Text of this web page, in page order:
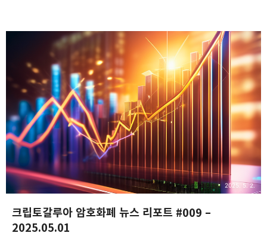
심리가 회복되면서 모멘텀 거래로의 전환을 시사합니다.링크:
Bloomberg게시일시: 2025.05.02​스트라테지, 비트코인 투자 확대
위해 자금 조달 계획 2배 증가비트코인에 적극 투자하는 미국의
스트라테지는 자금 조달 계획을 기존 6조 원에서 12조 원으로 두 배
확대했습니다. 이는 비트코인 가격 상승과 함께 기업의 투자 전략 강화
움직임으로 해석됩니다.링크: Bloomberg게시일시: 2025.05.02..
크립토갈루아 암호화폐 뉴스 리포트 #009 –
2025.05.01
2025. 5. 2.